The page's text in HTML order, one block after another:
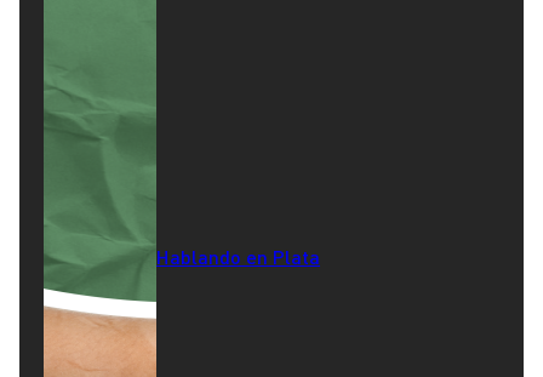
Hablando en Plata